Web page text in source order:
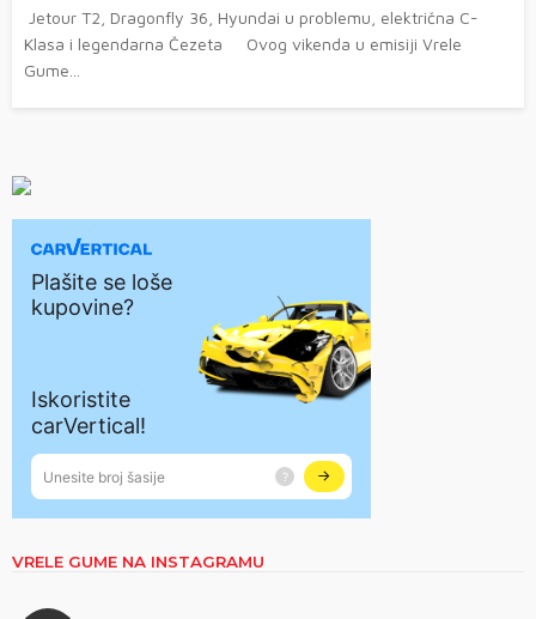
Jetour T2, Dragonfly 36, Hyundai u problemu, električna C-
Klasa i legendarna Čezeta Ovog vikenda u emisiji Vrele
Gume...
VRELE GUME NA INSTAGRAMU